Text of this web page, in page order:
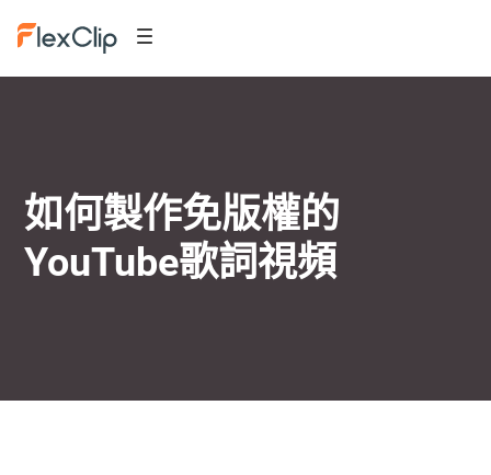
如何製作免版權的
YouTube歌詞視頻